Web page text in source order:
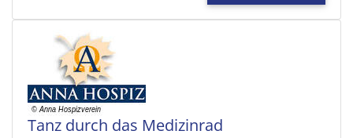
Tanz durch das Medizinrad